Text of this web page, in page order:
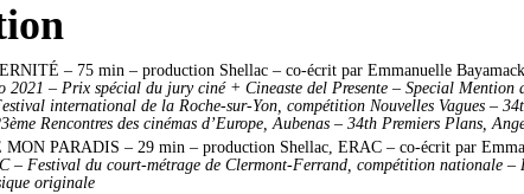
– 75 min – production Shellac – co-écrit par Emmanuelle
2021 – Prix spécial du jury ciné + Cineaste del Presente – Special Mention
international de la Roche-sur-Yon, compétition Nouvelles Vagues –
Rencontres des cinémas d’Europe, Aubenas – 34th Premiers Plans,
MON PARADIS – 29 min – production Shellac, ERAC – co-écrit par
– Festival du court-métrage de Clermont-Ferrand, compétition nationale
originale